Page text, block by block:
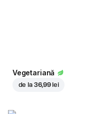
Vegetariană
de la 36,99 lei